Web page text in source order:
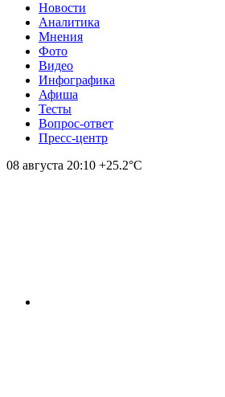
Новости
Аналитика
Мнения
Фото
Видео
Инфографика
Афиша
Тесты
Вопрос-ответ
Пресс-центр
08 августа 20:10 +25.2°С